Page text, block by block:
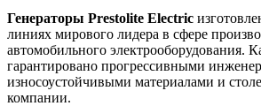
Генераторы Prestolite Electric
линиях мирового лидера в сфере
автомобильного электрооборудования.
гарантировано прогрессивными
износоустойчивыми материалами и
компании.